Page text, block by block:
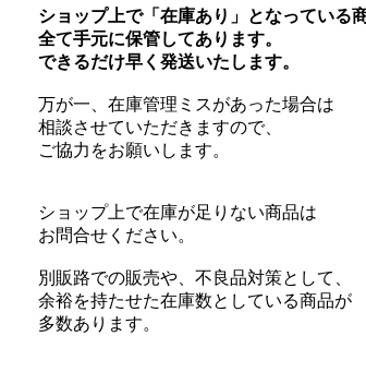
ショップ上で「在庫あり」となっている商
全て手元に保管してあります。
できるだけ早く発送いたします。
万が一、在庫管理ミスがあった場合は
相談させていただきますので、
ご協力をお願いします。
ショップ上で在庫が足りない商品は
お問合せください。
別販路での販売や、不良品対策として、
余裕を持たせた在庫数としている商品が
多数あります。